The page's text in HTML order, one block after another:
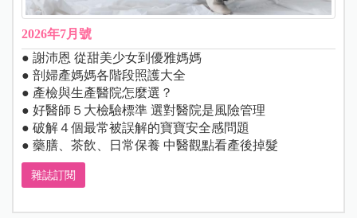
2026年7月號
● 謝沛恩 從甜美少女到優雅媽媽
● 剖婦產媽媽各階段照護大全
● 產檢與生產醫院怎麼選？
● 好醫師５大檢驗標準 選對醫院是風險管理
● 破解４個最常被誤解的寶寶安全感問題
● 藥膳、茶飲、日常保養 中醫觀點看產後掉髮
雜誌訂閱